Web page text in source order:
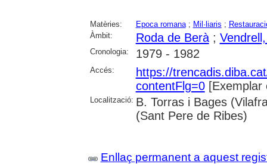
Matèries: Epoca romana; Mil·liaris ;
Àmbit:
Roda de Berà;
Cronologia: 1979 - 1982
Accés:
https://
contentFlg=0[Exemplar
Localització: B. Torras i Bages
(Sant Pere de Ribes)
Enllaç permanent a aquest